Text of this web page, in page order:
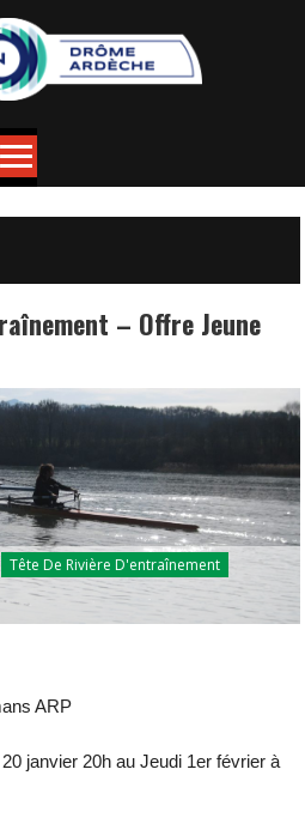
– Offre Jeune
Tête De Rivière D'entraînement
ARP
janvier 20h au Jeudi 1er février à